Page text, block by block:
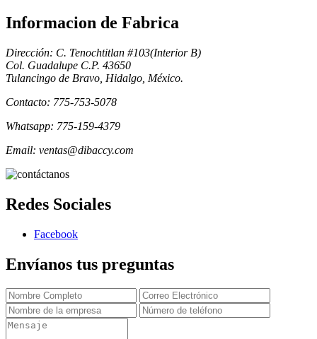
Informacion de Fabrica
Dirección: C. Tenochtitlan #103(Interior B)
Col. Guadalupe C.P. 43650
Tulancingo de Bravo, Hidalgo, México.
Contacto: 775-753-5078
Whatsapp: 775-159-4379
Email: ventas@dibaccy.com
Redes Sociales
Facebook
Envíanos tus preguntas